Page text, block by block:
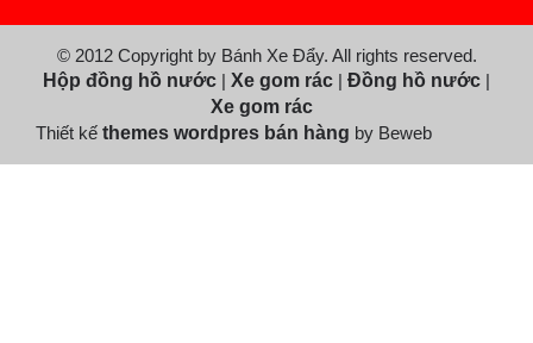
© 2012 Copyright by Bánh Xe Đẩy. All rights reserved.
Hộp đồng hồ nước | Xe gom rác | Đồng hồ nước |
Xe gom rác
Thiết kế themes wordpres bán hàng by Beweb